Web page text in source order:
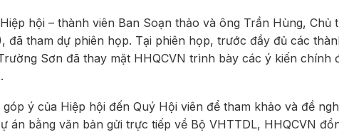
hội – thành viên Ban Soạn thảo và ông Trần Hùng, Chủ
đã tham dự phiên họp. Tại phiên họp, trước đầy đủ các
Sơn đã thay mặt HHQCVN trình bày các ý kiến chính
ý của Hiệp hội đến Quý Hội viên để tham khảo và đề
án bằng văn bản gửi trực tiếp về Bộ VHTTDL, HHQCVN